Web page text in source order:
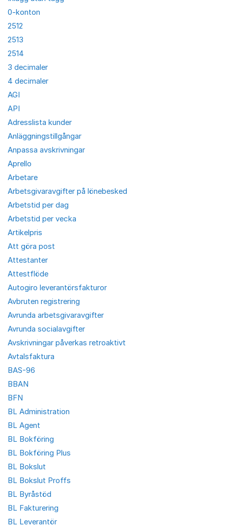
0-konton
2512
2513
2514
3 decimaler
4 decimaler
AGI
API
Adresslista kunder
Anläggningstillgångar
Anpassa avskrivningar
Aprello
Arbetare
Arbetsgivaravgifter på lönebesked
Arbetstid per dag
Arbetstid per vecka
Artikelpris
Att göra post
Attestanter
Attestflöde
Autogiro leverantörsfakturor
Avbruten registrering
Avrunda arbetsgivaravgifter
Avrunda socialavgifter
Avskrivningar påverkas retroaktivt
Avtalsfaktura
BAS-96
BBAN
BFN
BL Administration
BL Agent
BL Bokföring
BL Bokföring Plus
BL Bokslut
BL Bokslut Proffs
BL Byråstöd
BL Fakturering
BL Leverantör